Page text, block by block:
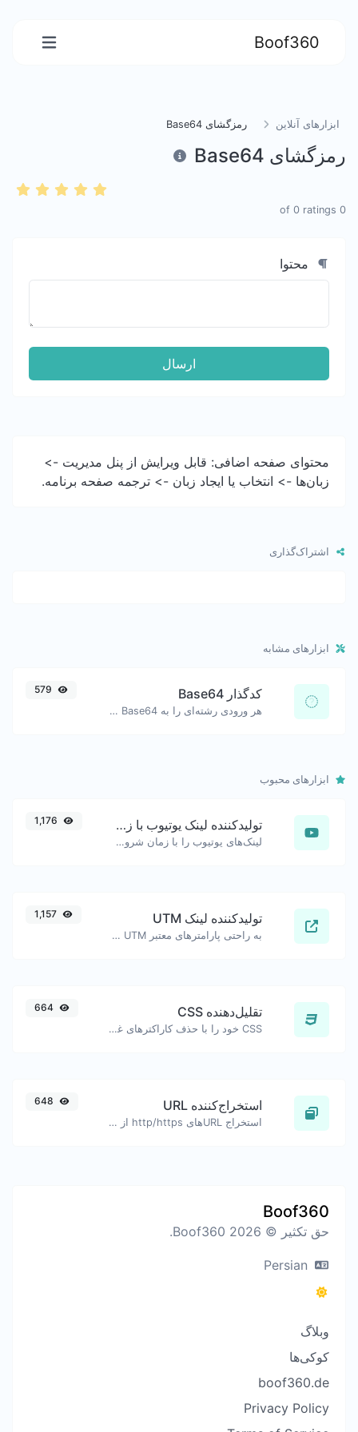
Boof360
ابزارهای آنلاین رمزگشای Base64
رمزگشای Base64
0
of
0 ratings
محتوا
ارسال
محتوای صفحه اضافی: قابل ویرایش از پنل مدیریت ->
زبان‌ها -> انتخاب یا ایجاد زبان -> ترجمه صفحه برنامه.
اشتراک‌گذاری
ابزارهای مشابه
کدگذار Base64
هر ورودی رشته‌ای را به Base64 کدگذاری کنید.
ابزارهای محبوب
تولیدکننده لینک یوتیوب با زمان‌بندی دقیق
لینک‌های یوتیوب را با زمان شروع دقیق تولید کنید، مفید برای کاربران موبایل.
تولیدکننده لینک UTM
به راحتی پارامترهای معتبر UTM را اضافه کرده و یک لینک قابل پیگیری UTM تولید کنید.
تقلیل‌دهنده CSS
CSS خود را با حذف کاراکترهای غیر ضروری کوچک کنید.
استخراج‌کننده URL
استخراج URL‌های http/https از هر نوع محتوای متنی.
Boof360
حق تکثیر © 2026 Boof360.
وبلاگ
کوکی‌ها
boof360.de
Privacy Policy